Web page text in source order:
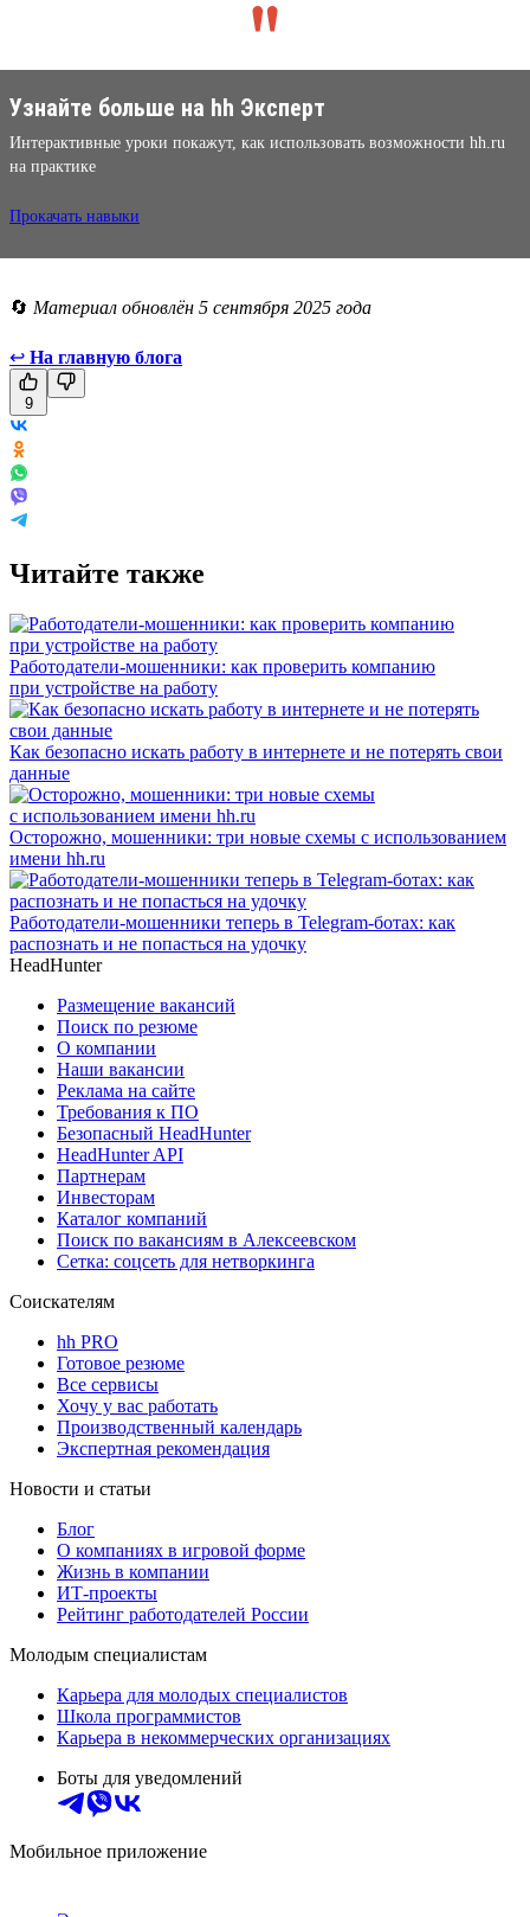
Узнайте больше на hh Эксперт
Интерактивные уроки покажут, как использовать возможности hh.ru
на практике
Прокачать навыки
🔄 Материал обновлён 5 сентября 2025 года
↩ На главную блога
9
Читайте также
Работодатели-мошенники: как проверить компанию
при устройстве на работу
Как безопасно искать работу в интернете и не потерять свои
данные
Осторожно, мошенники: три новые схемы с использованием
имени hh.ru
Работодатели-мошенники теперь в Telegram-ботах: как
распознать и не попасться на удочку
HeadHunter
Размещение вакансий
Поиск по резюме
О компании
Наши вакансии
Реклама на сайте
Требования к ПО
Безопасный HeadHunter
HeadHunter API
Партнерам
Инвесторам
Каталог компаний
Поиск по вакансиям в Алексеевском
Сетка: соцсеть для нетворкинга
Соискателям
hh PRO
Готовое резюме
Все сервисы
Хочу у вас работать
Производственный календарь
Экспертная рекомендация
Новости и статьи
Блог
О компаниях в игровой форме
Жизнь в компании
ИТ-проекты
Рейтинг работодателей России
Молодым специалистам
Карьера для молодых специалистов
Школа программистов
Карьера в некоммерческих организациях
Боты для уведомлений
Мобильное приложение